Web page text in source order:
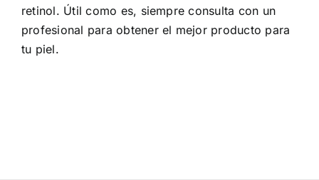
retinol. Útil como es, siempre consulta con un
profesional para obtener el mejor producto para
tu piel.